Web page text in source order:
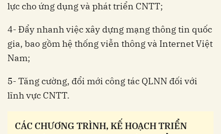
lực cho ứng dụng và phát triển CNTT;
4- Đẩy nhanh việc xây dựng mạng thông tin quốc
gia, bao gồm hệ thống viễn thông và Internet Việt
Nam;
5- Tăng cường, đổi mới công tác QLNN đối với
lĩnh vực CNTT.
CÁC CHƯƠNG TRÌNH, KẾ HOẠCH TRIỂN